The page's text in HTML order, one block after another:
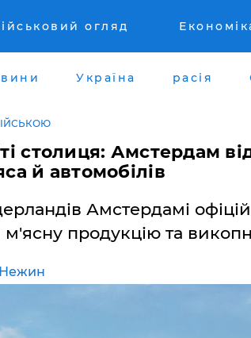
огляд
Україна расія
столиця: Амстердам
й автомобілів
Амстердамі
м'ясну продукцію та